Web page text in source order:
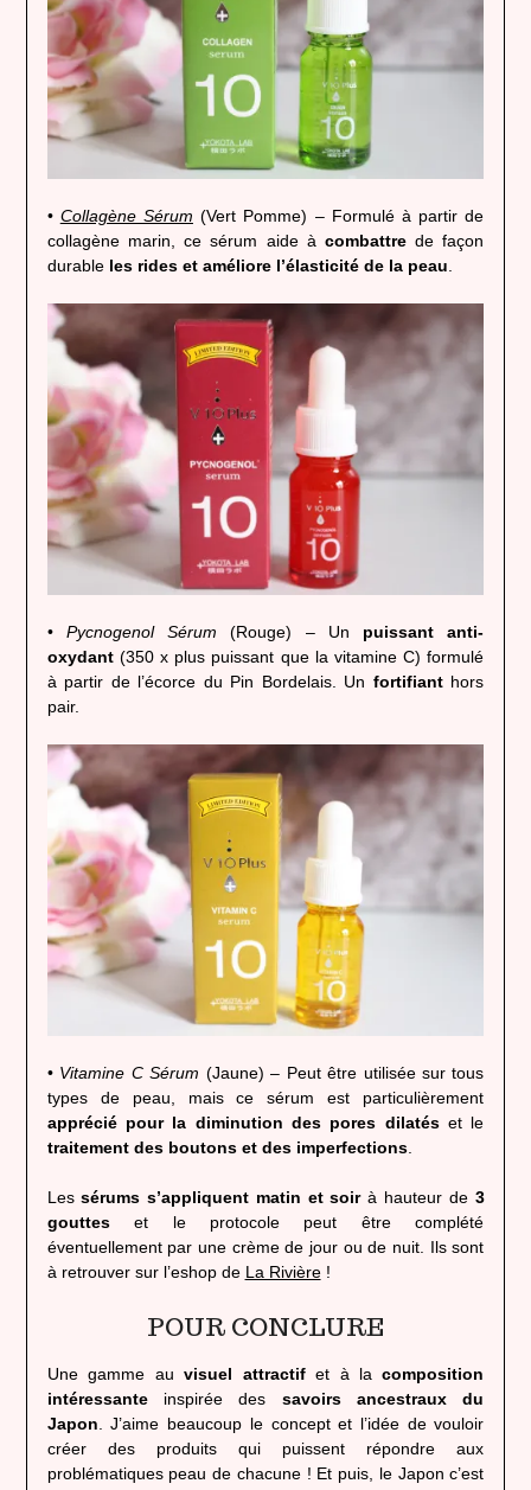
• Collagène Sérum (Vert Pomme) – Formulé à partir de
collagène marin, ce sérum aide à combattrede façon
durableles rides et améliore l’élasticité de la peau.
• Pycnogenol Sérum (Rouge) – Un puissant anti-
oxydant(350 x plus puissant que la vitamine C) formulé
à partir de l’écorce du Pin Bordelais. Un fortifianthors
pair.
• Vitamine C Sérum (Jaune) – Peut être utilisée sur tous
types de peau, mais ce sérum est particulièrement
apprécié pour la diminution des pores dilatéset le
traitement des boutons et des imperfections.
Lessérums s’appliquent matin et soirà hauteur de 3
goutteset le protocole peut être complété
éventuellement par une crème de jour ou de nuit. Ils sont
à retrouver sur l’eshop de La Rivière!
POUR CONCLURE
Une gamme auvisuel attractifet à lacomposition
intéressanteinspirée des savoirs ancestraux du
Japon . J’aime beaucoup le concept et l’idée de vouloir
créer des produits qui puissent répondre aux
problématiques peau de chacune ! Et puis, le Japon c’est